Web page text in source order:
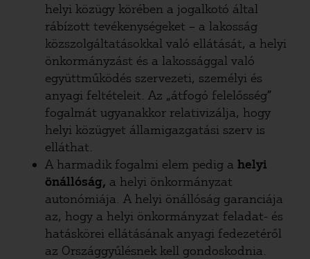
helyi közügy körében a jogalkotó által
rábízott tevékenységeket – a lakosság
közszolgáltatásokkal való ellátását, a helyi
önkormányzást és a lakossággal való
együttműködés szervezeti, személyi és
anyagi feltételeit. Az „átfogó felelősség”
fogalmát ugyanakkor relativizálja, hogy
helyi közügyet államigazgatási szerv is
elláthat.
A harmadik fogalmi elem pedig a helyi
önállóság, a helyi önkormányzat
autonómiája. A helyi önállóság garanciája
az, hogy a helyi önkormányzat feladat- és
hatáskörei ellátásának anyagi fedezetéről
az Országgyűlésnek kell gondoskodnia.